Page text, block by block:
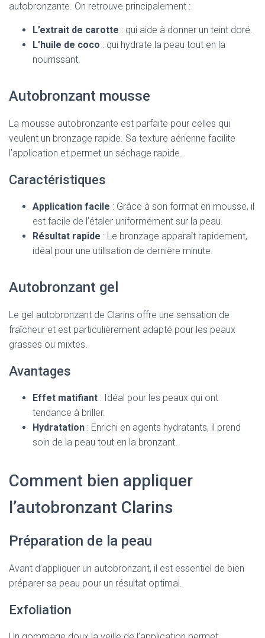
autobronzante. On retrouve principalement :
L’extrait de carotte : qui aide à donner un teint doré.
L’huile de coco : qui hydrate la peau tout en la
nourrissant.
Autobronzant mousse
La mousse autobronzante est parfaite pour celles qui
veulent un bronzage rapide. Sa texture aérienne facilite
l’application et permet un séchage rapide.
Caractéristiques
Application facile : Grâce à son format en mousse, il
est facile de l’étaler uniformément sur la peau.
Résultat rapide : Le bronzage apparaît rapidement,
idéal pour une utilisation de dernière minute.
Autobronzant gel
Le gel autobronzant de Clarins offre une sensation de
fraîcheur et est particulièrement adapté pour les peaux
grasses ou mixtes.
Avantages
Effet matifiant : Idéal pour les peaux qui ont
tendance à briller.
Hydratation : Enrichi en agents hydratants, il prend
soin de la peau tout en la bronzant.
Comment bien appliquer
l’autobronzant Clarins
Préparation de la peau
Avant d’appliquer un autobronzant, il est essentiel de bien
préparer sa peau pour un résultat optimal.
Exfoliation